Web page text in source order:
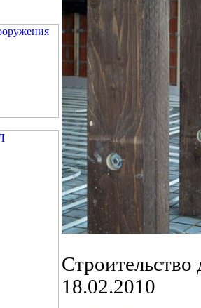
Строительство
18.02.2010